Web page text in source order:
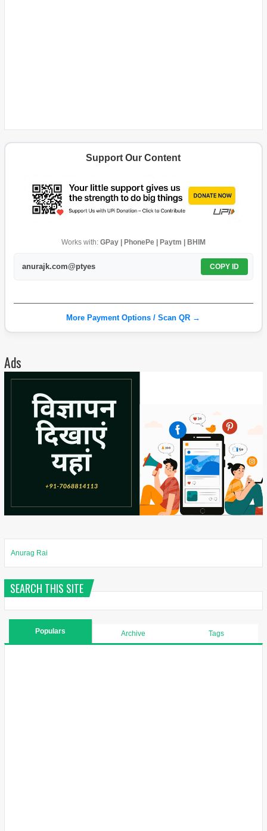
Support Our Content
Works with: GPay | PhonePe | Paytm | BHIM
anurajk.com@ptyes COPY ID
More Payment Options / Scan QR →
Ads
Anurag Rai
SEARCH THIS SITE
Populars Archive Tags